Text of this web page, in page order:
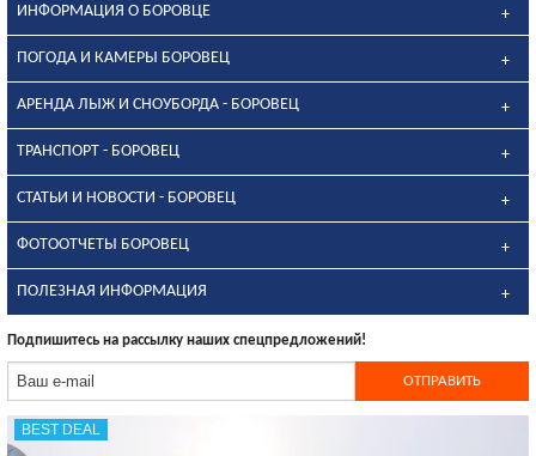
ИНФОРМАЦИЯ О БОРОВЦЕ
ПОГОДА И КАМЕРЫ БОРОВЕЦ
АРЕНДА ЛЫЖ И СНОУБОРДА - БОРОВЕЦ
ТРАНСПОРТ - БОРОВЕЦ
СТАТЬИ И НОВОСТИ - БОРОВЕЦ
ФОТООТЧЕТЫ БОРОВЕЦ
ПОЛЕЗНАЯ ИНФОРМАЦИЯ
Подпишитесь на рассылку наших спецпредложений!
BEST DEAL